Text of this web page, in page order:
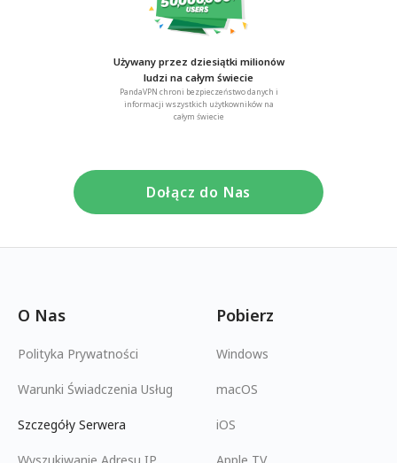
Używany przez dziesiątki milionów
ludzi na całym świecie
PandaVPN chroni bezpieczeństwo danych i
informacji wszystkich użytkowników na
całym świecie
Dołącz do Nas
O Nas
Polityka Prywatności
Warunki Świadczenia Usług
Szczegóły Serwera
Pobierz
Windows
macOS
iOS